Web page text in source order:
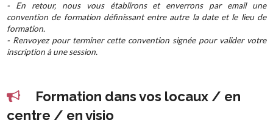
- En retour, nous vous établirons et enverrons par email une
convention de formation définissant entre autre la date et le lieu de
formation.
- Renvoyez pour terminer cette convention signée pour valider votre
inscription à une session.
Formation dans vos locaux / en
centre / en visio